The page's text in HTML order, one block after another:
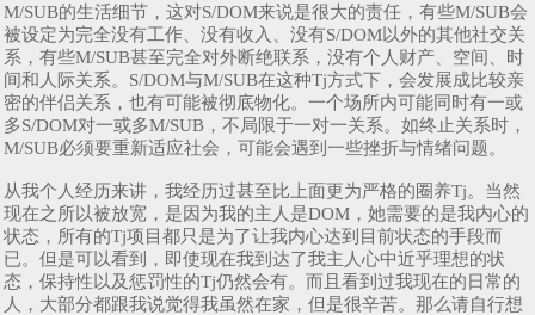
M/SUB的生活细节，这对S/DOM来说是很大的责任，有些M/SUB会
被设定为完全没有工作、没有收入、没有S/DOM以外的其他社交关
系，有些M/SUB甚至完全对外断绝联系，没有个人财产、空间、时
间和人际关系。S/DOM与M/SUB在这种Tj方式下，会发展成比较亲
密的伴侣关系，也有可能被彻底物化。一个场所内可能同时有一或
多S/DOM对一或多M/SUB，不局限于一对一关系。如终止关系时，
M/SUB必须要重新适应社会，可能会遇到一些挫折与情绪问题。
从我个人经历来讲，我经历过甚至比上面更为严格的圈养Tj。当然
现在之所以被放宽，是因为我的主人是DOM，她需要的是我内心的
状态，所有的Tj项目都只是为了让我内心达到目前状态的手段而
已。但是可以看到，即使现在我到达了我主人心中近乎理想的状
态，保持性以及惩罚性的Tj仍然会有。而且看到过我现在的日常的
人，大部分都跟我说觉得我虽然在家，但是很辛苦。那么请自行想